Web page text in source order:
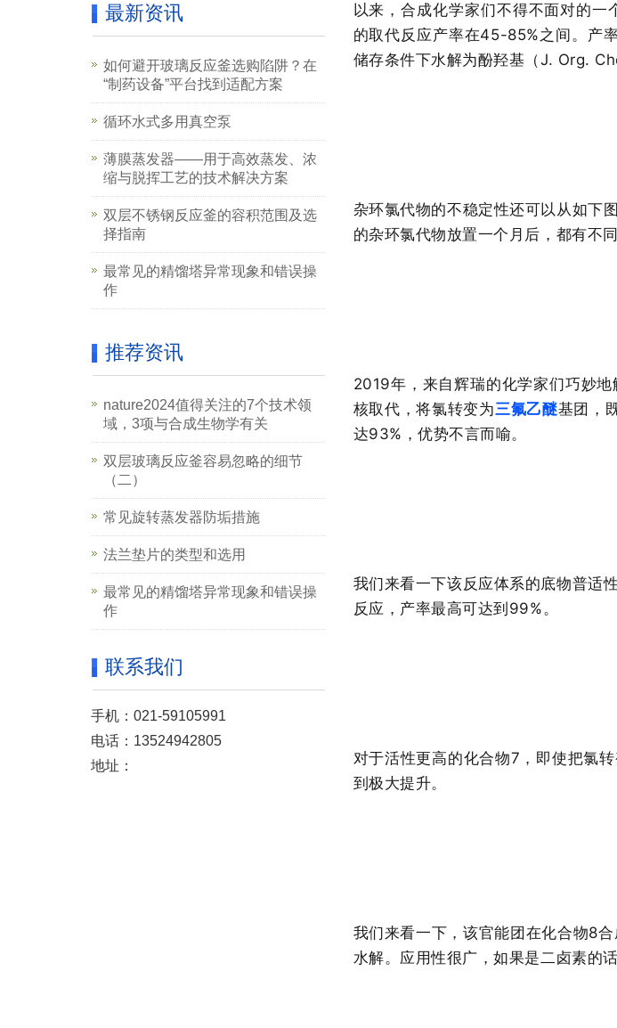
以来，合成化学家们不得不面对的
的取代反应产率在45-85%之间。产
储存条件下水解为酚羟基（J. Org.
杂环氯代物的不稳定性还可以从如下
的杂环氯代物放置一个月后，都有不
2019年，来自辉瑞的化学家们巧妙
核取代，将氯转变为三氟乙醚基团，
达93%，优势不言而喻。
我们来看一下该反应体系的底物普适
反应，产率最高可达到99%。
对于活性更高的化合物7，即使把氯
到极大提升。
我们来看一下，该官能团在化合物8
水解。应用性很广，如果是二卤素的
最新资讯
如何避开玻璃反应釜选购陷阱？在
“制药设备”平台找到适配方案
循环水式多用真空泵
薄膜蒸发器——用于高效蒸发、浓
缩与脱挥工艺的技术解决方案
双层不锈钢反应釜的容积范围及选
择指南
最常见的精馏塔异常现象和错误操
作
推荐资讯
nature2024值得关注的7个技术领
域，3项与合成生物学有关
双层玻璃反应釜容易忽略的细节
（二）
常见旋转蒸发器防垢措施
法兰垫片的类型和选用
最常见的精馏塔异常现象和错误操
作
联系我们
手机：021-59105991
电话：13524942805
地址：